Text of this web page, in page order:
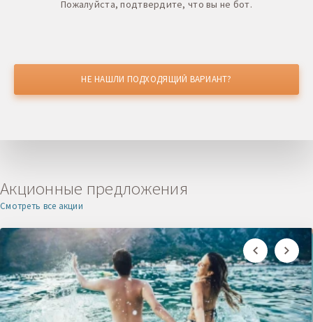
Пожалуйста, подтвердите, что вы не бот.
НЕ НАШЛИ ПОДХОДЯЩИЙ ВАРИАНТ?
Акционные предложения
Смотреть все акции